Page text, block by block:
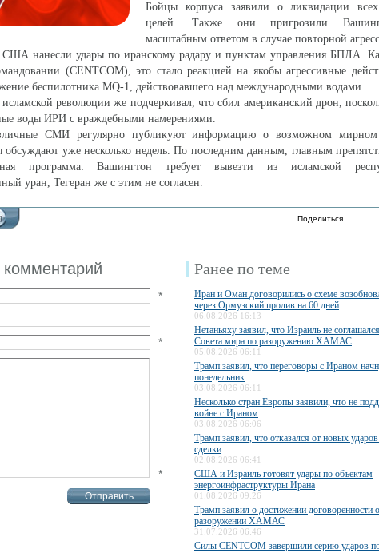
Бойцы корпуса заявили о ликвидации
целей. Также они пригрозили
масштабным ответом в случае повторной
нанесли удары по иранскому радару и пунктам управления БПЛА.
(CENTCOM), это стало реакцией на якобы агрессивные
беспилотника MQ-1, действовавшего над международными водами.
революции же подчеркивал, что сбил американский дрон,
воды ИРИ с враждебными намерениями.
СМИ регулярно публикуют информацию о возможном мирном
обсуждают уже несколько недель. По последним данным, главным
программа: Вашингтон требует вывезти из исламской
уран, Тегеран же с этим не согласен.
Поделиться…
комментарий
*
*
*
Ранее по теме
Иран и Оман договорились о схеме
через Ормузский пролив на 60 дней
06.08.2026 16:13
Нетаньяху заявил, что Израиль не
Совета мира по разоружению ХАМАС
05.08.2026 06:11
Трамп заявил, что переговоры с Ираном
понедельник
03.08.2026 06:11
Несколько стран Европы заявили, что не
войне с Ираном
03.08.2026 06:06
Трамп заявил, что отказался от новых
сделки
02.08.2026 06:41
США и Израиль готовят удары по объектам
энергоинфраструктуры Ирана
01.08.2026 09:26
Трамп заявил о достижении договоренности
разоружении ХАМАС
31.07.2026 06:46
Силы CENTCOM завершили серию ударов